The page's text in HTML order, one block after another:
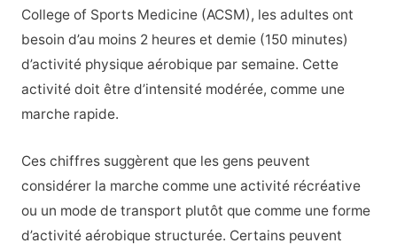
College of Sports Medicine (ACSM), les adultes ont
besoin d’au moins 2 heures et demie (150 minutes)
d’activité physique aérobique par semaine. Cette
activité doit être d’intensité modérée, comme une
marche rapide.
Ces chiffres suggèrent que les gens peuvent
considérer la marche comme une activité récréative
ou un mode de transport plutôt que comme une forme
d’activité aérobique structurée. Certains peuvent